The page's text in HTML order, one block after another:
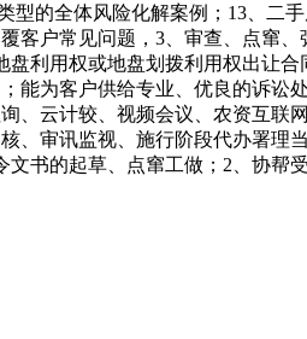
的全体风险化解案例；13、二手
客户常见问题，3、审查、点窜、
利用权或地盘划拨利用权出让合
能为客户供给专业、优良的诉讼
、云计较、视频会议、农资互联
、审讯监视、施行阶段代办署理当
书的起草、点窜工做；2、协帮